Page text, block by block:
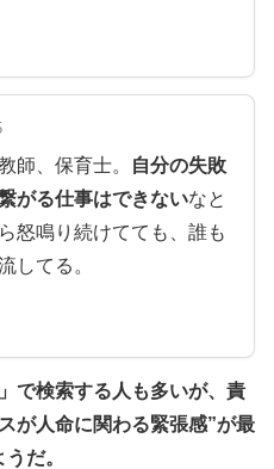
師、保育士。
自分の失敗
がる仕事はできないなと
怒鳴り続けてても、誰も
してる。
で検索する人も多いが、責
が人命に関わる緊張感”が最
だ。